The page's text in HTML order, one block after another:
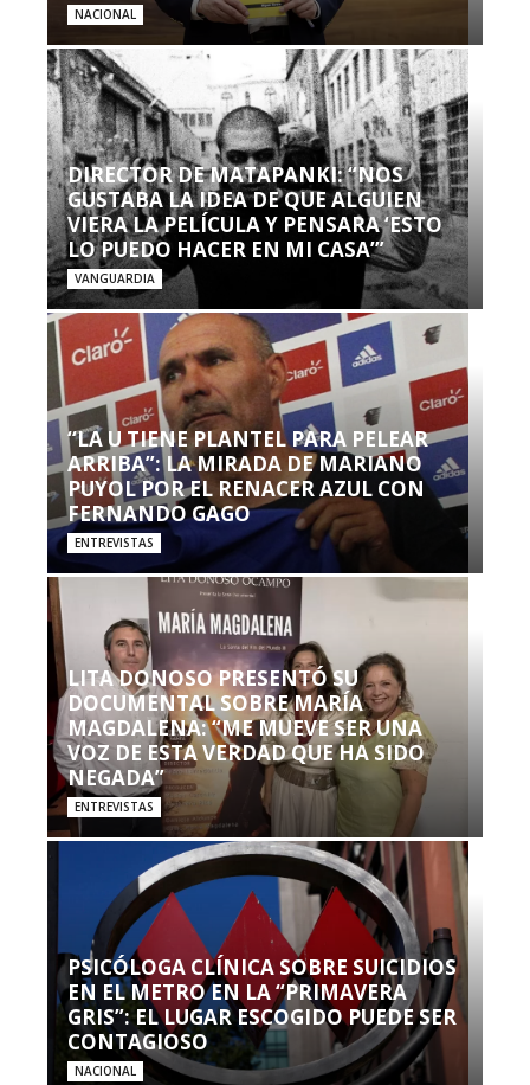
NACIONAL
DIRECTOR DE MATAPANKI: “NOS
GUSTABA LA IDEA DE QUE ALGUIEN
VIERA LA PELÍCULA Y PENSARA ‘ESTO
LO PUEDO HACER EN MI CASA’”
VANGUARDIA
“LA U TIENE PLANTEL PARA PELEAR
ARRIBA”: LA MIRADA DE MARIANO
PUYOL POR EL RENACER AZUL CON
FERNANDO GAGO
ENTREVISTAS
LITA DONOSO PRESENTÓ SU
DOCUMENTAL SOBRE MARÍA
MAGDALENA: “ME MUEVE SER UNA
VOZ DE ESTA VERDAD QUE HA SIDO
NEGADA”
ENTREVISTAS
PSICÓLOGA CLÍNICA SOBRE SUICIDIOS
EN EL METRO EN LA “PRIMAVERA
GRIS”: EL LUGAR ESCOGIDO PUEDE SER
CONTAGIOSO
NACIONAL